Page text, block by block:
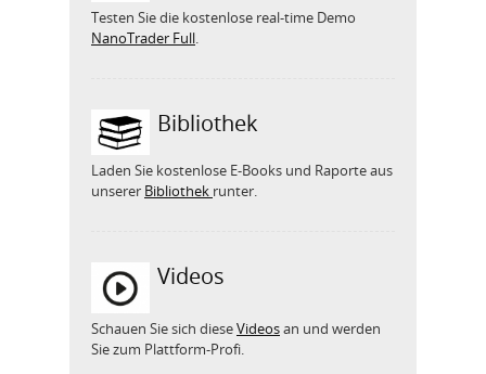
Testen Sie die kostenlose real-time Demo
NanoTrader Full.
Bibliothek
Laden Sie kostenlose E-Books und Raporte aus
unserer Bibliothek runter.
Videos
Schauen Sie sich dieseVideosan und werden
Sie zum Plattform-Profi.